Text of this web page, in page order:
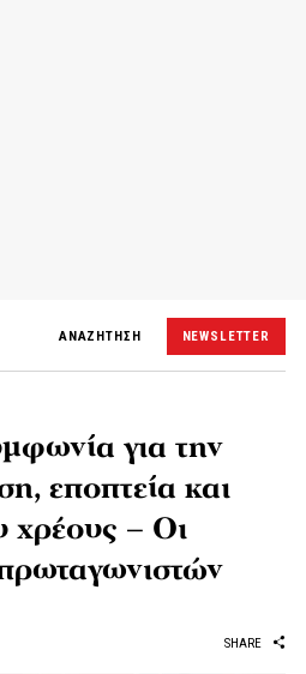
ΑΝΑΖΗΤΗΣΗ NEWSLETTER
για την
εποπτεία και
χρέους – Οι
SHARE